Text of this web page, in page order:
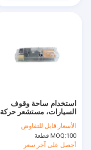
استخدام ساحة وقوف
السيارات، مستشعر حركة
شفاف تشغيل/إيقاف،
جهاز تحكم عن بعد ومفتاح
DIP سفلي متاح
الأسعار:قابل للتفاوض
MOQ:100 قطعة
أحصل على آخر سعر